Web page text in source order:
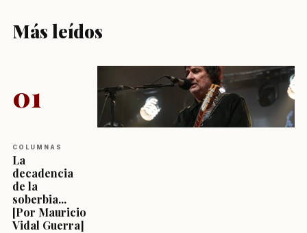
Más leídos
01
COLUMNAS
La
decadencia
de la
soberbia...
[Por Mauricio
Vidal Guerra]